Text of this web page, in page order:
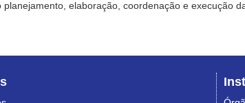
elaboração, coordenação e execução